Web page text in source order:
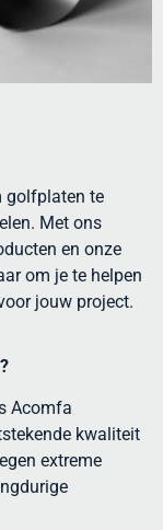
golfplaten te
Met ons
en onze
om je te helpen
jouw project.
Acomfa
kwaliteit
extreme